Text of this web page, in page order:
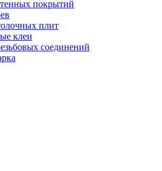
покрытий
плит
клеи
соединений